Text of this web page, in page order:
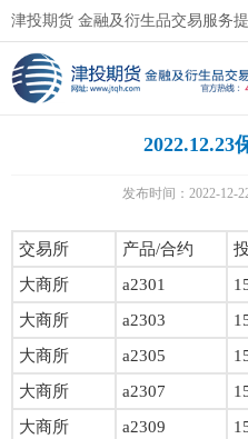
津投期货 金融及衍生品交易服务
2022.12.23
发布时间：2022-12-
交易所 产品/合约
大商所
a2301
大商所
a2303
大商所
a2305
大商所
a2307
大商所
a2309